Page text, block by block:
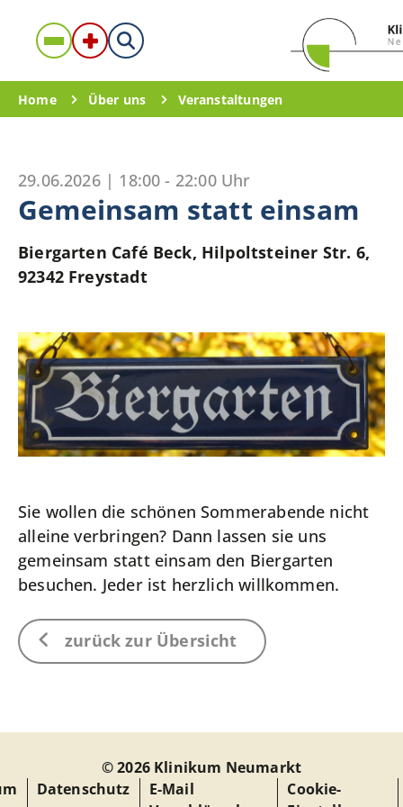
Home Über uns Veranstaltungen
29.06.2026 | 18:00 - 22:00 Uhr
Gemeinsam statt einsam
Biergarten Café Beck, Hilpoltsteiner Str. 6,
92342 Freystadt
Sie wollen die schönen Sommerabende nicht
alleine verbringen? Dann lassen sie uns
gemeinsam statt einsam den Biergarten
besuchen. Jeder ist herzlich willkommen.
zurück zur Übersicht
© 2026 Klinikum Neumarkt
Datenschutz
E-Mail
Cookie-